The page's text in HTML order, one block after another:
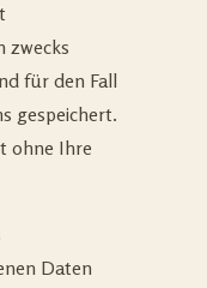
zwecks
für den Fall
gespeichert.
ohne Ihre
Daten